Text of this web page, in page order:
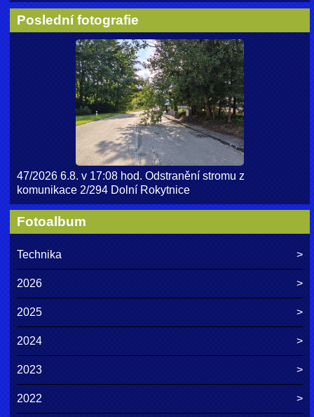
Poslední fotografie
47/2026 6.8. v 17:08 hod. Odstranění stromu z
komunikace 2/294 Dolní Rokytnice
Fotoalbum
Technika
2026
2025
2024
2023
2022